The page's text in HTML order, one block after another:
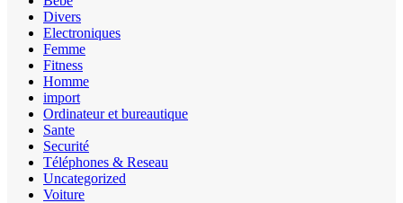
Divers
Electroniques
Femme
Fitness
Homme
import
Ordinateur et bureautique
Sante
Securité
Téléphones & Reseau
Uncategorized
Voiture